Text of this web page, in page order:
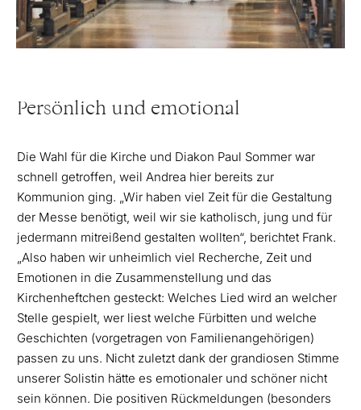
Persönlich und emotional
Die Wahl für die Kirche und Diakon Paul Sommer war
schnell getroffen, weil Andrea hier bereits zur
Kommunion ging. „Wir haben viel Zeit für die Gestaltung
der Messe benötigt, weil wir sie katholisch, jung und für
jedermann mitreißend gestalten wollten“, berichtet Frank.
„Also haben wir unheimlich viel Recherche, Zeit und
Emotionen in die Zusammenstellung und das
Kirchenheftchen gesteckt: Welches Lied wird an welcher
Stelle gespielt, wer liest welche Fürbitten und welche
Geschichten (vorgetragen von Familienangehörigen)
passen zu uns. Nicht zuletzt dank der grandiosen Stimme
unserer Solistin hätte es emotionaler und schöner nicht
sein können. Die positiven Rückmeldungen (besonders